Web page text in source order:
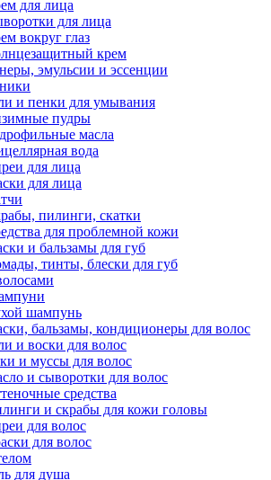
для лица
для лица
вокруг глаз
крем
эмульсии и эссенции
и пенки для умывания
пудры
масла
вода
для лица
для лица
пилинги, скатки
для проблемной кожи
и бальзамы для губ
тинты, блески для губ
шампунь
бальзамы, кондиционеры для волос
и воски для волос
и муссы для волос
и сыворотки для волос
средства
и скрабы для кожи головы
для волос
для волос
для душа